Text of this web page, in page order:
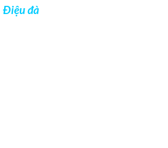
Điệu đà